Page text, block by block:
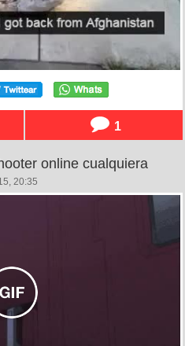
1
online cualquiera
20:35